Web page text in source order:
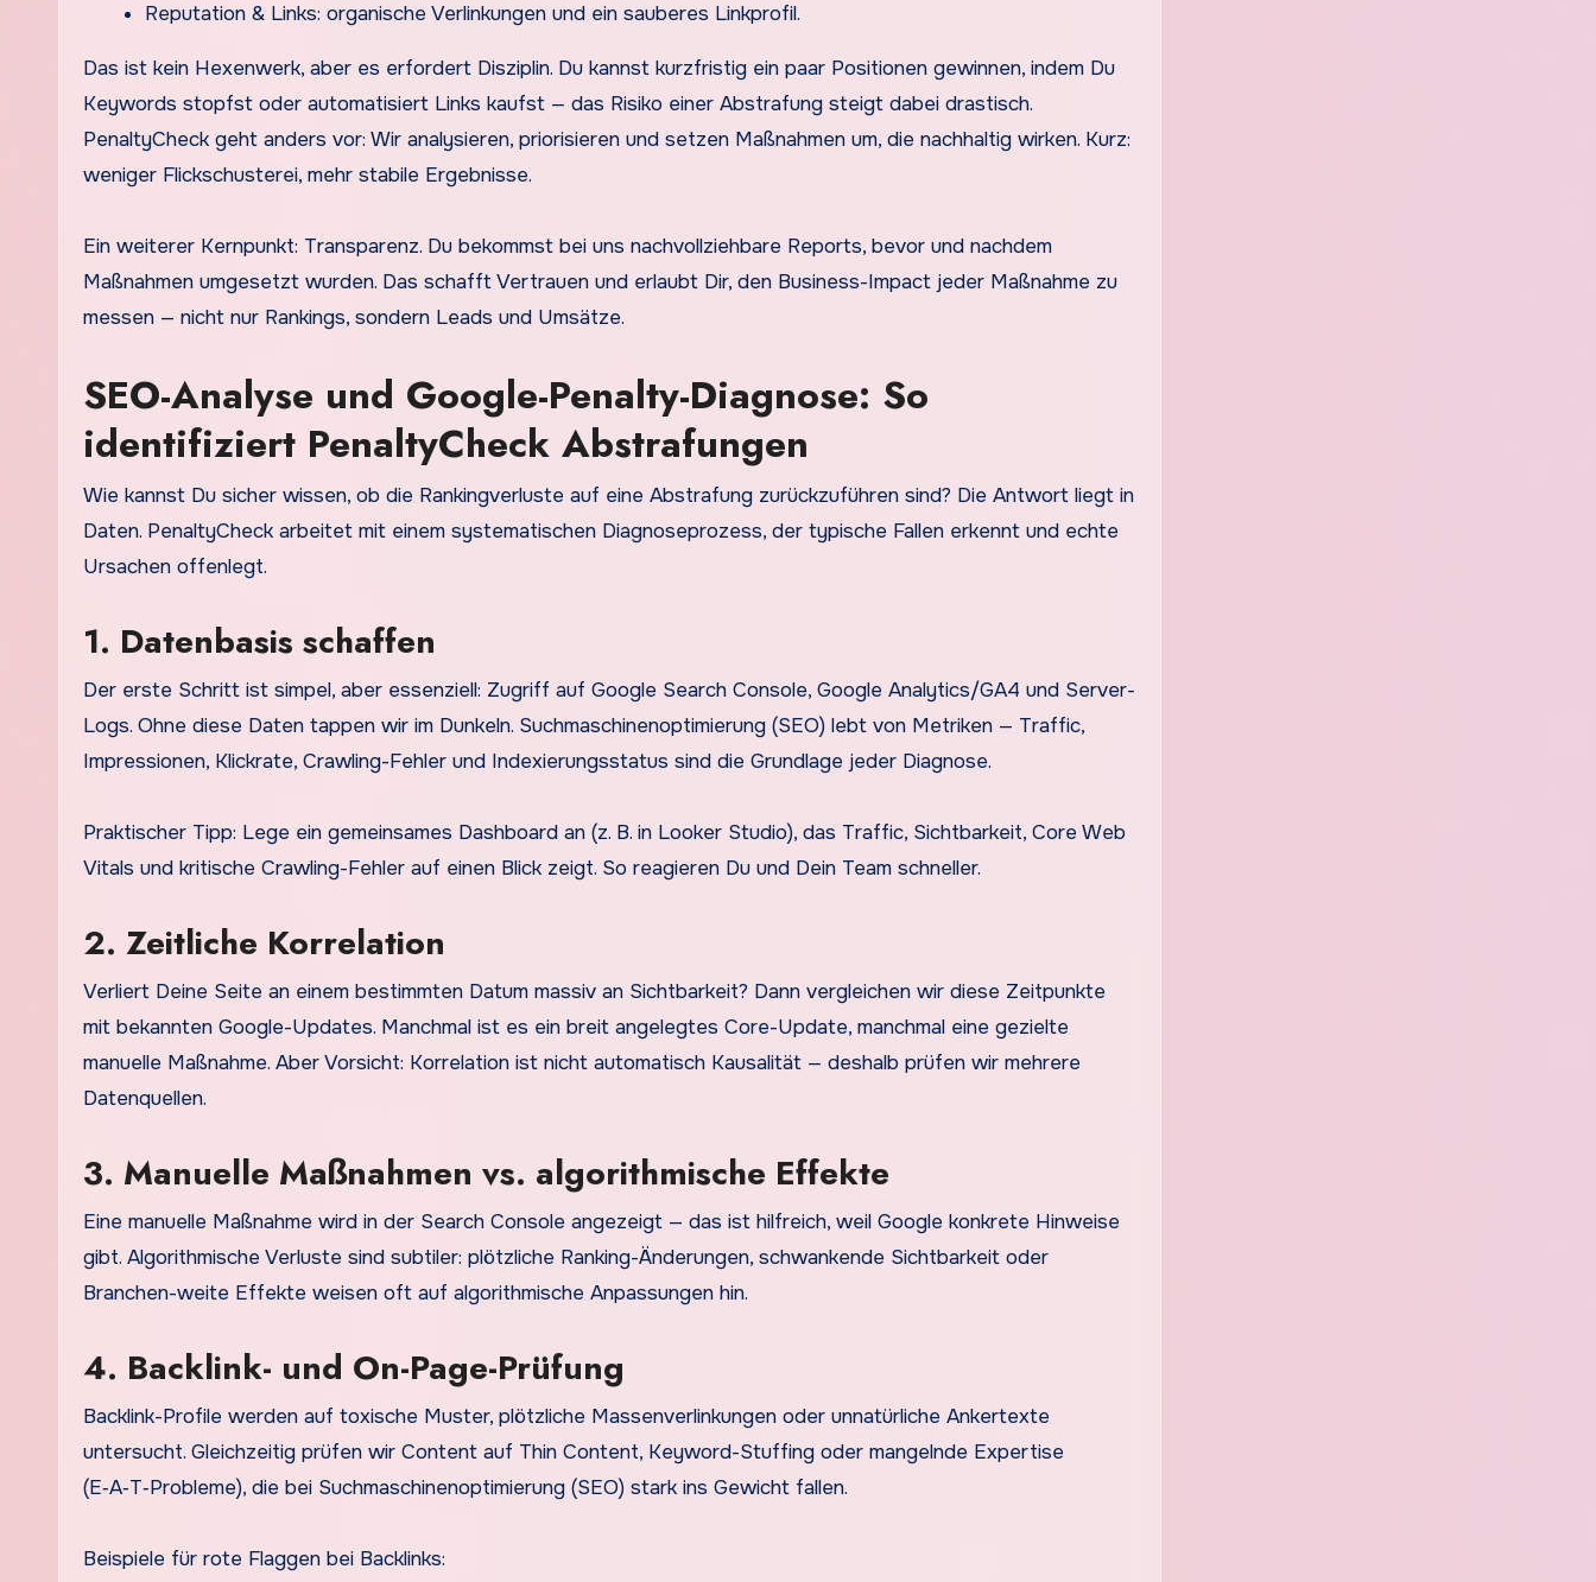
Reputation & Links: organische Verlinkungen und ein sauberes Linkprofil.
Das ist kein Hexenwerk, aber es erfordert Disziplin. Du kannst kurzfristig ein paar Positionen gewinnen, indem Du
Keywords stopfst oder automatisiert Links kaufst — das Risiko einer Abstrafung steigt dabei drastisch.
PenaltyCheck geht anders vor: Wir analysieren, priorisieren und setzen Maßnahmen um, die nachhaltig wirken. Kurz:
weniger Flickschusterei, mehr stabile Ergebnisse.
Ein weiterer Kernpunkt: Transparenz. Du bekommst bei uns nachvollziehbare Reports, bevor und nachdem
Maßnahmen umgesetzt wurden. Das schafft Vertrauen und erlaubt Dir, den Business-Impact jeder Maßnahme zu
messen — nicht nur Rankings, sondern Leads und Umsätze.
SEO-Analyse und Google-Penalty-Diagnose: So
identifiziert PenaltyCheck Abstrafungen
Wie kannst Du sicher wissen, ob die Rankingverluste auf eine Abstrafung zurückzuführen sind? Die Antwort liegt in
Daten. PenaltyCheck arbeitet mit einem systematischen Diagnoseprozess, der typische Fallen erkennt und echte
Ursachen offenlegt.
1. Datenbasis schaffen
Der erste Schritt ist simpel, aber essenziell: Zugriff auf Google Search Console, Google Analytics/GA4 und Server-
Logs. Ohne diese Daten tappen wir im Dunkeln. Suchmaschinenoptimierung (SEO) lebt von Metriken — Traffic,
Impressionen, Klickrate, Crawling-Fehler und Indexierungsstatus sind die Grundlage jeder Diagnose.
Praktischer Tipp: Lege ein gemeinsames Dashboard an (z. B. in Looker Studio), das Traffic, Sichtbarkeit, Core Web
Vitals und kritische Crawling-Fehler auf einen Blick zeigt. So reagieren Du und Dein Team schneller.
2. Zeitliche Korrelation
Verliert Deine Seite an einem bestimmten Datum massiv an Sichtbarkeit? Dann vergleichen wir diese Zeitpunkte
mit bekannten Google-Updates. Manchmal ist es ein breit angelegtes Core-Update, manchmal eine gezielte
manuelle Maßnahme. Aber Vorsicht: Korrelation ist nicht automatisch Kausalität — deshalb prüfen wir mehrere
Datenquellen.
3. Manuelle Maßnahmen vs. algorithmische Effekte
Eine manuelle Maßnahme wird in der Search Console angezeigt — das ist hilfreich, weil Google konkrete Hinweise
gibt. Algorithmische Verluste sind subtiler: plötzliche Ranking-Änderungen, schwankende Sichtbarkeit oder
Branchen-weite Effekte weisen oft auf algorithmische Anpassungen hin.
4. Backlink- und On-Page-Prüfung
Backlink-Profile werden auf toxische Muster, plötzliche Massenverlinkungen oder unnatürliche Ankertexte
untersucht. Gleichzeitig prüfen wir Content auf Thin Content, Keyword-Stuffing oder mangelnde Expertise
(E‑A‑T‑Probleme), die bei Suchmaschinenoptimierung (SEO) stark ins Gewicht fallen.
Beispiele für rote Flaggen bei Backlinks: